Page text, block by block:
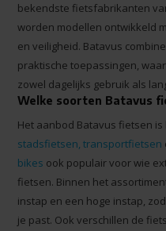
bekendste fietsfabrikanten
worden modellen ontwikkeld
en veiligheid. Batavus
praktische toepassingen,
zowel dagelijks gebruik als
Welke soorten Batavus
Het aanbod Batavus fietsen
stadsfietsen, transportfietsen
bikes ook populair voor wie
fietsen. Binnen het
instap en een hoge instap,
je past. Ook verschillen de